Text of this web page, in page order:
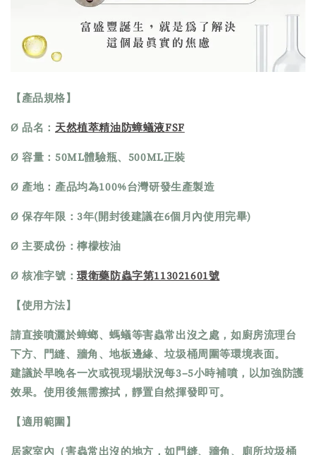
【產品規格】
Ø 品名：天然植萃精油防蟑蟻液FSF
Ø 容量：50ML體驗瓶、500ML正裝
Ø 產地：產品均為100%台灣研發生產製造
Ø 保存年限：3年(開封後建議在6個月內使用完畢)
Ø 主要成份：檸檬桉油
Ø 核准字號：環衛藥防蟲字第113021601號
【使用方法】
請直接噴灑於蟑螂、螞蟻等害蟲常出沒之處，如廚房流理台
下方、門縫、牆角、地板邊緣、垃圾桶周圍等環境表面。
建議於早晚各一次或視現場狀況每3–5小時補噴，以加強防護
效果。使用後無需擦拭，靜置自然揮發即可。
【適用範圍】
居家室內（害蟲常出沒的地方，如門縫、牆角、廁所垃圾桶